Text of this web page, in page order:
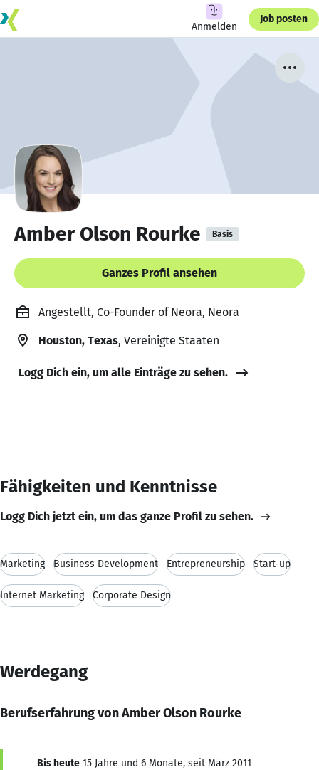
Anmelden
Job posten
Amber Olson Rourke Basis
Ganzes Profil ansehen
Angestellt, Co-Founder of Neora, Neora
Houston, Texas, Vereinigte Staaten
Logg Dich ein, um alle Einträge zu sehen.
Fähigkeiten und Kenntnisse
Logg Dich jetzt ein, um das ganze Profil zu sehen.
Marketing Business Development Entrepreneurship Start-up
Internet Marketing Corporate Design
Werdegang
Berufserfahrung von Amber Olson Rourke
Bis heute 15 Jahre und 6 Monate, seit März 2011